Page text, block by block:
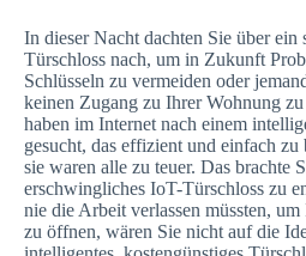
In dieser Nacht dachten Sie über ein
Türschloss nach, um in Zukunft
Schlüsseln zu vermeiden oder
keinen Zugang zu Ihrer Wohnung
haben im Internet nach einem
gesucht, das effizient und einfach zu
sie waren alle zu teuer. Das brachte
erschwingliches IoT-Türschloss zu
nie die Arbeit verlassen müssten,
zu öffnen, wären Sie nicht auf die